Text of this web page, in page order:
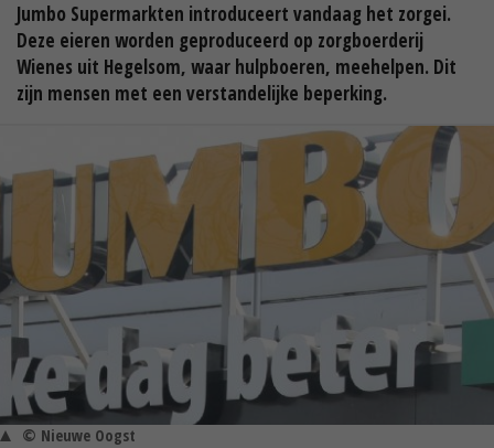
Jumbo Supermarkten introduceert vandaag het zorgei.
Deze eieren worden geproduceerd op zorgboerderij
Wienes uit Hegelsom, waar hulpboeren, meehelpen. Dit
zijn mensen met een verstandelijke beperking.
© Nieuwe Oogst